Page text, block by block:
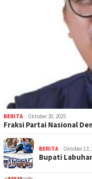
BERITA Oktober 20, 2025
Fraksi Partai Nasional
BERITA Oktober 13,
Bupati